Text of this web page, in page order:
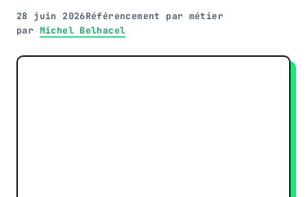
Audit SEO
Formation SEO
Création de site web
Référencement IA (GEO)
28 juin 2026Référencement par métier
par Michel Belhacel